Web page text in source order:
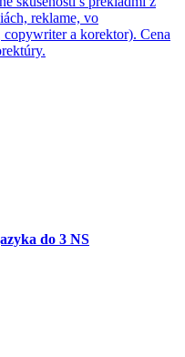
reklame, vo
a korektor). Cena
do 3 NS